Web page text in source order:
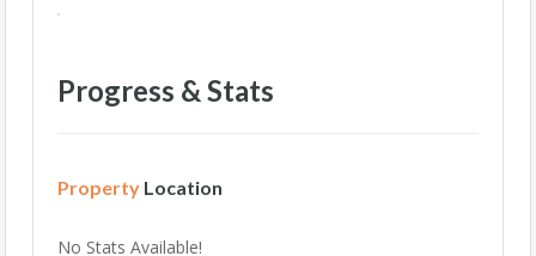
Progress & Stats
Property Location
No Stats Available!